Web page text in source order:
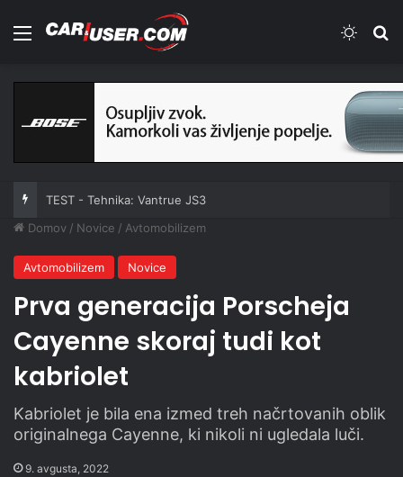
Meni
TEST - Tehnika: Vantrue JS3
Domov / Novice / Avtomobilizem
Avtomobilizem Novice
Prva generacija Porscheja
Cayenne skoraj tudi kot
kabriolet
Kabriolet je bila ena izmed treh načrtovanih oblik
originalnega Cayenne, ki nikoli ni ugledala luči.
9. avgusta, 2022